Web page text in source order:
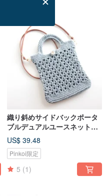
織り斜めサイドバックポータ
ブルデュアルユースネットバ
ッグネットバッグ|サマーカラ
ー
US$ 39.48
Pinkoi限定
5 (1)